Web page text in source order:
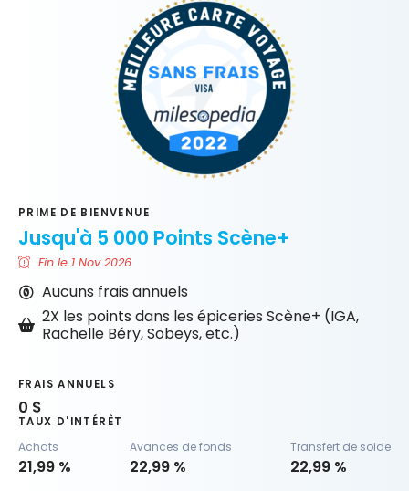
PRIME DE BIENVENUE
Jusqu'à 5 000 Points Scène+
Fin le 1 Nov 2026
Aucuns frais annuels
2X les points dans les épiceries Scène+ (IGA,
Rachelle Béry, Sobeys, etc.)
FRAIS ANNUELS
0 $
TAUX D'INTÉRÊT
Achats
21,99 %
Avances de fonds
22,99 %
Transfert de solde
22,99 %